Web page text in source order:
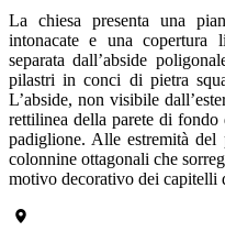
La chiesa presenta una
intonacate e una copertura
separata dall’abside
pilastri in conci di pietra
L’abside, non visibile
rettilinea della parete di fondo
padiglione. Alle estremità del
colonnine ottagonali che
motivo decorativo dei capitelli